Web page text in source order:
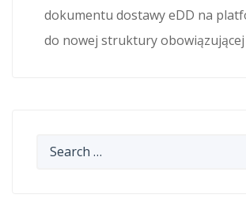
dokumentu dostawy eDD na
do nowej struktury obowiązującej